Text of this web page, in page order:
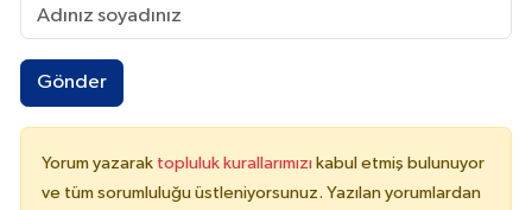
Gönder
Yorum yazarak topluluk kurallarımızı kabul etmiş bulunuyor
ve tüm sorumluluğu üstleniyorsunuz. Yazılan yorumlardan